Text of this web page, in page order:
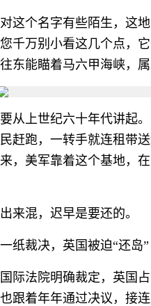
这个名字有些陌生，这
千万别小看这几个点，
东能瞄着马六甲海峡，
从上世纪六十年代讲起
赶跑，一转手就连租
，美军靠着这个基地，
来混，迟早是要还的。
纸裁决，英国被迫“还岛”
际法院明确裁定，英国
跟着年年通过决议，接